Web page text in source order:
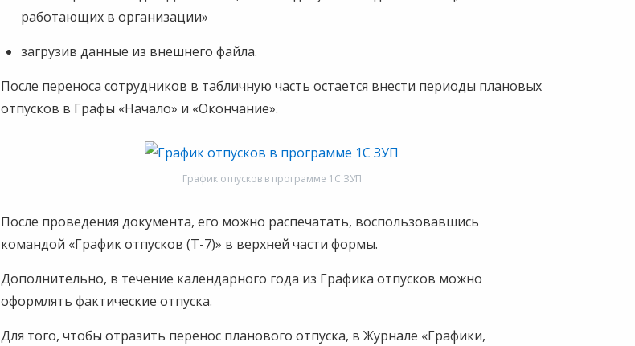
работающих в организации»
загрузив данные из внешнего файла.
После переноса сотрудников в табличную часть остается внести периоды плановых
отпусков в Графы «Начало» и «Окончание».
График отпусков в программе 1С ЗУП
После проведения документа, его можно распечатать, воспользовавшись
командой «График отпусков (Т-7)» в верхней части формы.
Дополнительно, в течение календарного года из Графика отпусков можно
оформлять фактические отпуска.
Для того, чтобы отразить перенос планового отпуска, в Журнале «Графики,